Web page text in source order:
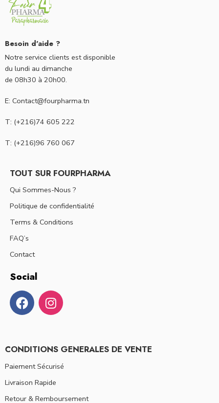
Besoin d'aide ?
Notre service clients est disponible
du lundi au dimanche
de 08h30 à 20h00.
E: Contact@fourpharma.tn
T: (+216)74 605 222
T: (+216)96 760 067
TOUT SUR FOURPHARMA
Qui Sommes-Nous ?
Politique de confidentialité
Terms & Conditions
FAQ’s
Contact
Social
CONDITIONS GENERALES DE VENTE
Paiement Sécurisé
Livraison Rapide
Retour & Remboursement